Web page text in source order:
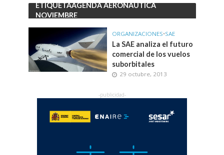
ETIQUETAAGENDA AERONÁUTICA
NOVIEMBRE
ORGANIZACIONES•SAE
La SAE analiza el futuro
comercial de los vuelos
suborbitales
29 octubre, 2013